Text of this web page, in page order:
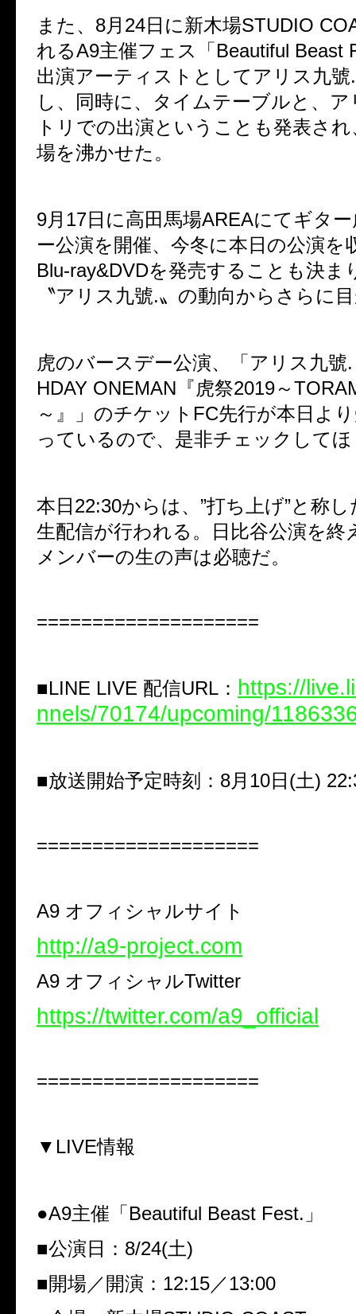
また、 8月 24日に新木場STUDIO
れるA9主催フェス「 Beautiful Beast
出演アーティストとしてアリス九號.
し、同時に、タイムテーブルと、ア
トリでの出演ということも発表さ
場を沸かせた。
9月 17日に高田馬場AREAにてギタ
ー公演を開催、今冬に本日の公演を
Blu-ray&DVDを発売することも決ま
〝アリス九號.〟の動向からさらに
虎のバースデー公演、「アリス九號
HDAY ONEMAN 『虎祭2019～
～』」のチケット FC先行が本日よ
っているので、是非チェックして
本日 22:30からは、 ”打ち上げ”と称し
生配信が行われる。日比谷公演を終
メンバーの生の声は必聴だ。
====================
■LINE LIVE 配信URL ： https://
nnels/70174/upcoming/
■放送開始予定時刻： 8月 10日 (土)
====================
A9 オフィシャルサイト
http://a9-project.com
A9 オフィシャルTwitter
https://twitter.com/a9_official
====================
▼ LIVE情報
●A9主催「 Beautiful Beast Fest. 」
■公演日： 8/24(土)
■開場／開演： 12:15／13:00